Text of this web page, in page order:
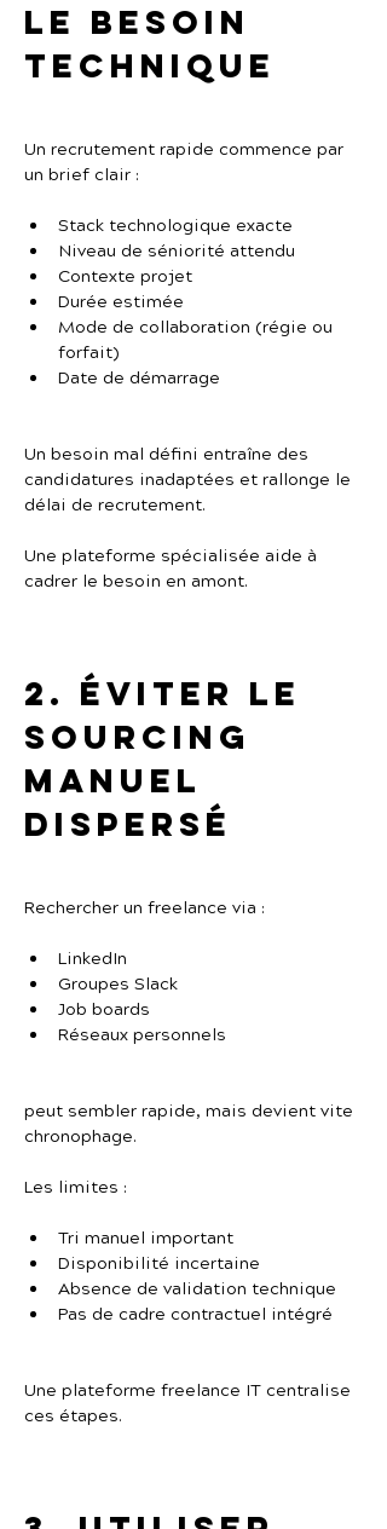
le besoin
technique
Un recrutement rapide commence par
un brief clair :
Stack technologique exacte
Niveau de séniorité attendu
Contexte projet
Durée estimée
Mode de collaboration (régie ou
forfait)
Date de démarrage
Un besoin mal défini entraîne des
candidatures inadaptées et rallonge le
délai de recrutement.
Une plateforme spécialisée aide à
cadrer le besoin en amont.
2. Éviter le
sourcing
manuel
dispersé
Rechercher un freelance via :
LinkedIn
Groupes Slack
Job boards
Réseaux personnels
peut sembler rapide, mais devient vite
chronophage.
Les limites :
Tri manuel important
Disponibilité incertaine
Absence de validation technique
Pas de cadre contractuel intégré
Une plateforme freelance IT centralise
ces étapes.